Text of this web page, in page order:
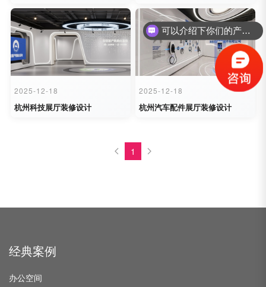
2025-12-18
杭州科技展厅装修设计
2025-12-18
杭州汽车配件展厅装修设计
1
经典案例
办公空间
可以介绍下你们的产品么？